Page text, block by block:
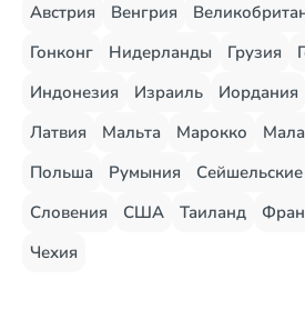
Австрия
Венгрия
Гонконг
Нидерланды Грузия
Индонезия
Израиль Иордания
Латвия
Мальта Марокко
Польша
Румыния
Словения
США Таиланд
Чехия